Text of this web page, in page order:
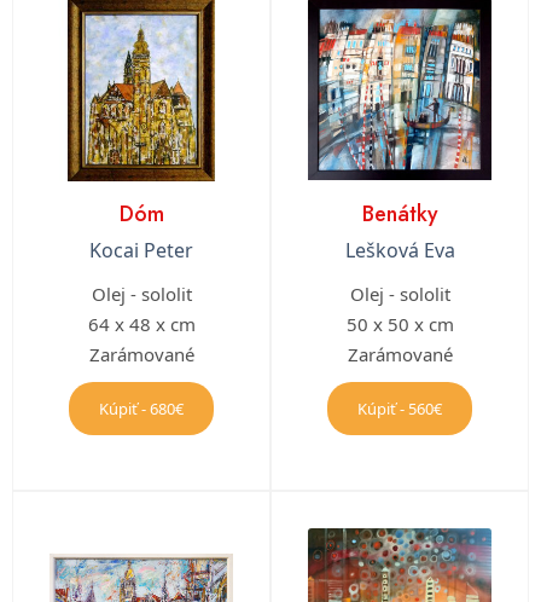
Dóm
Kocai Peter
Olej - sololit
64 x 48 x cm
Zarámované
Kúpiť - 680€
Benátky
Lešková Eva
Olej - sololit
50 x 50 x cm
Zarámované
Kúpiť - 560€